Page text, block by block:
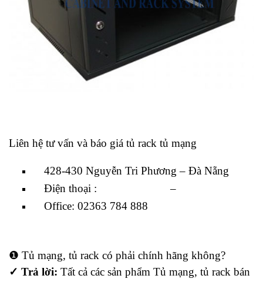
Liên hệ tư vấn và báo giá tủ rack tủ mạng
428-430 Nguyễn Tri Phương – Đà Nẵng
Điện thoại :
–
Office: 02363 784 888
❶ Tủ mạng, tủ rack có phải chính hãng không?
✓ Trả lời: Tất cả các sản phẩm Tủ mạng, tủ rack bán